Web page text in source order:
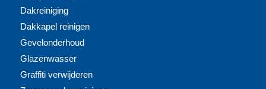
Dakreiniging
Dakkapel reinigen
Gevelonderhoud
Glazenwasser
Graffiti verwijderen